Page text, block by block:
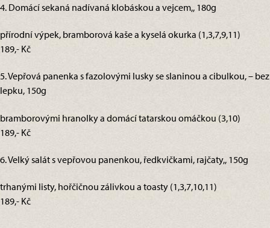
4. Domácí sekaná nadívaná klobáskou a vejcem,, 180g
přírodní výpek, bramborová kaše a kyselá okurka (1,3,7,9,11)
189,- Kč
5. Vepřová panenka s fazolovými lusky se slaninou a cibulkou, – bez
lepku, 150g
bramborovými hranolky a domácí tatarskou omáčkou (3,10)
189,- Kč
6. Velký salát s vepřovou panenkou, ředkvičkami, rajčaty,, 150g
trhanými listy, hořčičnou zálivkou a toasty (1,3,7,10,11)
189,- Kč